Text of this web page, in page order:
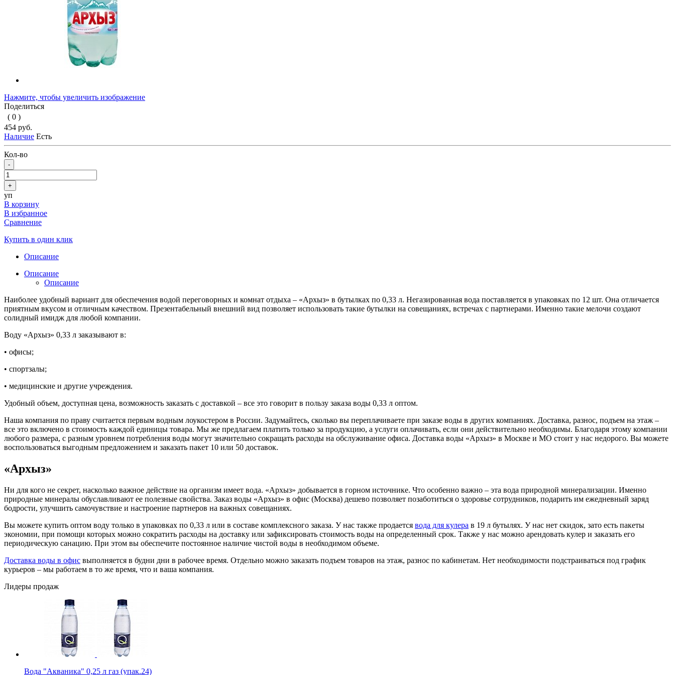
Нажмите, чтобы увеличить изображение
Поделиться
( 0 )
454 руб.
Наличие Есть
Кол-во
-
+
уп
В корзину
В избранное
Сравнение
Купить в один клик
Описание
Описание
Описание
Наиболее удобный вариант для обеспечения водой переговорных и комнат отдыха – «Архыз» в бутылках по 0,33 л. Негазированная вода поставляется в упаковках по 12 шт. Она отличается
приятным вкусом и отличным качеством. Презентабельный внешний вид позволяет использовать такие бутылки на совещаниях, встречах с партнерами. Именно такие мелочи создают
солидный имидж для любой компании.
Воду «Архыз» 0,33 л заказывают в:
• офисы;
• спортзалы;
• медицинские и другие учреждения.
Удобный объем, доступная цена, возможность заказать с доставкой – все это говорит в пользу заказа воды 0,33 л оптом.
Наша компания по праву считается первым водным лоукостером в России. Задумайтесь, сколько вы переплачиваете при заказе воды в других компаниях. Доставка, разнос, подъем на этаж –
все это включено в стоимость каждой единицы товара. Мы же предлагаем платить только за продукцию, а услуги оплачивать, если они действительно необходимы. Благодаря этому компании
любого размера, с разным уровнем потребления воды могут значительно сокращать расходы на обслуживание офиса. Доставка воды «Архыз» в Москве и МО стоит у нас недорого. Вы можете
воспользоваться выгодным предложением и заказать пакет 10 или 50 доставок.
«Архыз»
Ни для кого не секрет, насколько важное действие на организм имеет вода. «Архыз» добывается в горном источнике. Что особенно важно – эта вода природной минерализации. Именно
природные минералы обуславливают ее полезные свойства. Заказ воды «Архыз» в офис (Москва) дешево позволяет позаботиться о здоровье сотрудников, подарить им ежедневный заряд
бодрости, улучшить самочувствие и настроение партнеров на важных совещаниях.
Вы можете купить оптом воду только в упаковках по 0,33 л или в составе комплексного заказа. У нас также продается вода для кулера в 19 л бутылях. У нас нет скидок, зато есть пакеты
экономии, при помощи которых можно сократить расходы на доставку или зафиксировать стоимость воды на определенный срок. Также у нас можно арендовать кулер и заказать его
периодическую санацию. При этом вы обеспечите постоянное наличие чистой воды в необходимом объеме.
Доставка воды в офис выполняется в будни дни в рабочее время. Отдельно можно заказать подъем товаров на этаж, разнос по кабинетам. Нет необходимости подстраиваться под график
курьеров – мы работаем в то же время, что и ваша компания.
Лидеры продаж
Вода "Акваника" 0,25 л газ (упак.24)